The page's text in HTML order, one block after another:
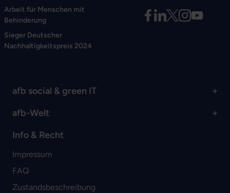
Arbeit für Menschen mit
Behinderung
Sieger Deutscher
Nachhaltigkeitspreis 2024
afb social & green IT
afb-Welt
Info & Recht
Impressum
FAQ
Zustandsbeschreibung